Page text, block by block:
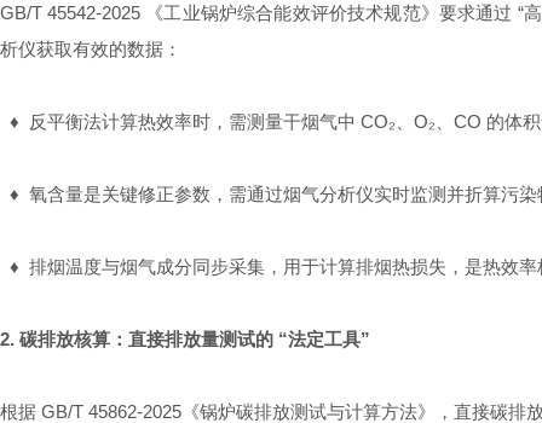
GB/T 45542-2025 《工业锅炉综合能效评价技术规范》要求通过
析仪获取有效的数据：
♦ 反平衡法计算热效率时，需测量干烟气中 CO₂、O₂、CO 的体
♦ 氧含量是关键修正参数，需通过烟气分析仪实时监测并折算污
♦ 排烟温度与烟气成分同步采集，用于计算排烟热损失，是热效
2. 碳排放核算：直接排放量测试的 “法定工具”
根据 GB/T 45862-2025《锅炉碳排放测试与计算方法》，直接碳排